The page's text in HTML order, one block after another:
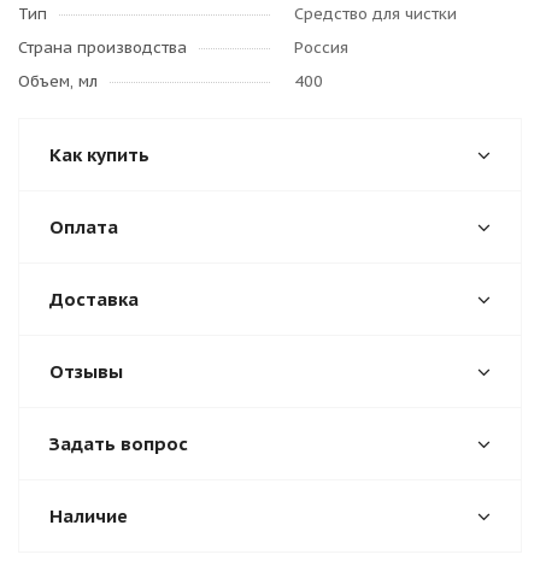
Тип
Средство для чистки
Страна производства
Россия
Объем, мл
400
Как купить
Оплата
Доставка
Отзывы
Задать вопрос
Наличие